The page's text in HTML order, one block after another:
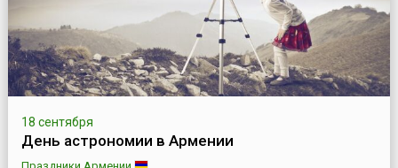
нефтепродуктообеспечения.Промышле...
18 сентября
День астрономии в Армении